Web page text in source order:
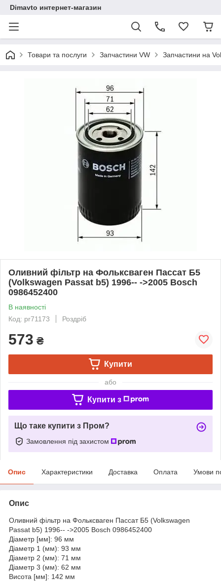
Dimavto интернет-магазин
Товари та послуги Запчастини VW Запчастини на
Оливний фільтр на Фольксваген Пассат Б5
(Volkswagen Passat b5) 1996-- ->2005 Bosch
0986452400
В наявності
Код: pr71173
Роздріб
573 ₴
Купити
або
Купити з
Що таке купити з Пром?
Замовлення під захистом
Опис Характеристики Доставка Оплата Умови
Опис
Оливний фільтр на Фольксваген Пассат Б5 (Volkswagen
Passat b5) 1996-- ->2005 Bosch 0986452400
Діаметр [мм]: 96 мм
Діаметр 1 (мм): 93 мм
Діаметр 2 (мм): 71 мм
Діаметр 3 (мм): 62 мм
Висота [мм]: 142 мм